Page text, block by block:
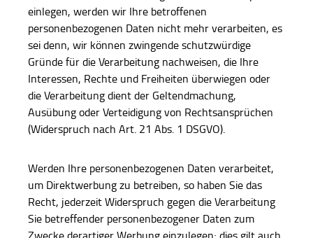
einlegen, werden wir Ihre betroffenen
personenbezogenen Daten nicht mehr verarbeiten, es
sei denn, wir können zwingende schutzwürdige
Gründe für die Verarbeitung nachweisen, die Ihre
Interessen, Rechte und Freiheiten überwiegen oder
die Verarbeitung dient der Geltendmachung,
Ausübung oder Verteidigung von Rechtsansprüchen
(Widerspruch nach Art. 21 Abs. 1 DSGVO).
Werden Ihre personenbezogenen Daten verarbeitet,
um Direktwerbung zu betreiben, so haben Sie das
Recht, jederzeit Widerspruch gegen die Verarbeitung
Sie betreffender personenbezogener Daten zum